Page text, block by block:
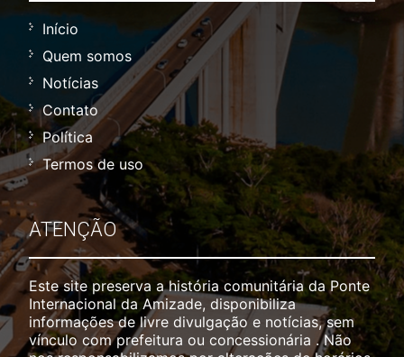
Início
Quem somos
Notícias
Contato
Política
Termos de uso
ATENÇÃO
Este site preserva a história comunitária da Ponte
Internacional da Amizade, disponibiliza
informações de livre divulgação e notícias, sem
vínculo com prefeitura ou concessionária . Não